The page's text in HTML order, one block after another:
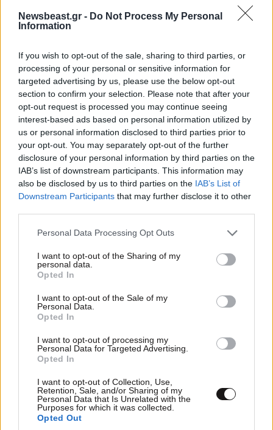
Newsbeast.gr - Do Not Process My Personal
Information
If you wish to opt-out of the sale, sharing to third parties, or
processing of your personal or sensitive information for
targeted advertising by us, please use the below opt-out
section to confirm your selection. Please note that after your
opt-out request is processed you may continue seeing
interest-based ads based on personal information utilized by
us or personal information disclosed to third parties prior to
your opt-out. You may separately opt-out of the further
disclosure of your personal information by third parties on the
IAB’s list of downstream participants. This information may
also be disclosed by us to third parties on the IAB’s List of
Downstream Participants that may further disclose it to other
Please note that this website/app uses one or more Google
not limited to your visit or usage behaviour. You may click to
grant or deny consent to Google and its third-party tags to
use your data for below specified purposes in below Google
consent section.
Personal Data Processing Opt Outs
I want to opt-out of the Sharing of my
personal data.
Opted In
I want to opt-out of the Sale of my
Personal Data.
Opted In
I want to opt-out of processing my
Personal Data for Targeted Advertising.
Opted In
I want to opt-out of Collection, Use,
Retention, Sale, and/or Sharing of my
Personal Data that Is Unrelated with the
Purposes for which it was collected.
Opted Out
0
Το σαιτ 09·04·2026 23:12
Έγραφε πως είναι σε κώμα
Απαντήστε
Μήπως 09·04·2026 22:16
να αποφασίσετε επί τέλους ποια ιστορία θα μας
πουλήσετε; μια είναι στη Ρωσία, μια στο Κομ, μια
τραυματίας, μια νεκρός, μια σε κώμα, μια βγάζει
Απαντήστε
ΕΛΛΑΔΑ07·08·2026 11:26
Βίντεο-ντοκουμέντο από το θανατηφόρο
τροχαίο στις Σέρρες: Η στιγμή που το ΙΧ μπαίνει
στο αντίθετο ρεύμα – Ακαριαία πέθαναν γιος
και μητέρα